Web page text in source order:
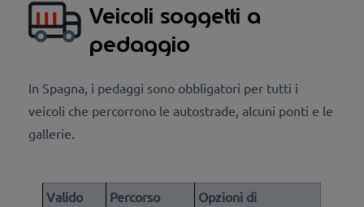
Veicoli soggetti a
pedaggio
In Spagna, i pedaggi sono obbligatori per tutti i
veicoli che percorrono le autostrade, alcuni ponti e le
gallerie.
Valido
Percorso
Opzioni di